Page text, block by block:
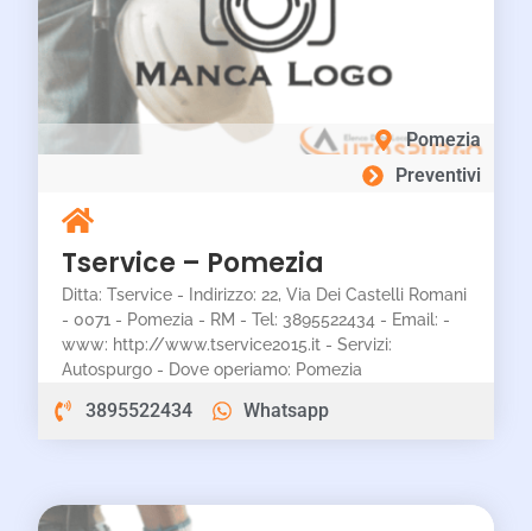
Pomezia
Preventivi
Tservice – Pomezia
Ditta: Tservice - Indirizzo: 22, Via Dei Castelli Romani
- 0071 - Pomezia - RM - Tel: 3895522434 - Email: -
www: http://www.tservice2015.it - Servizi:
Autospurgo - Dove operiamo: Pomezia
3895522434 Whatsapp